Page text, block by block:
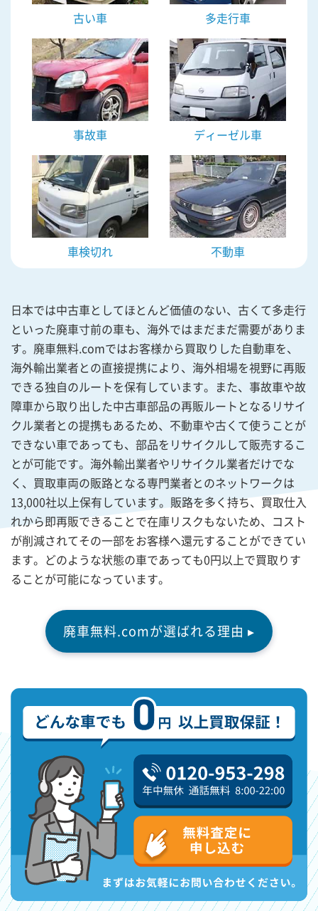
古い車 多走行車
事故車 ディーゼル車
車検切れ 不動車
日本では中古車としてほとんど価値のない、古くて多走行
といった廃車寸前の車も、海外ではまだまだ需要がありま
す。廃車無料.comではお客様から買取りした自動車を、
海外輸出業者との直接提携により、海外相場を視野に再販
できる独自のルートを保有しています。また、事故車や故
障車から取り出した中古車部品の再販ルートとなるリサイ
クル業者との提携もあるため、不動車や古くて使うことが
できない車であっても、部品をリサイクルして販売するこ
とが可能です。海外輸出業者やリサイクル業者だけでな
く、買取車両の販路となる専門業者とのネットワークは
13,000社以上保有しています。販路を多く持ち、買取仕入
れから即再販できることで在庫リスクもないため、コスト
が削減されてその一部をお客様へ還元することができてい
ます。どのような状態の車であっても0円以上で買取りす
ることが可能になっています。
廃車無料.comが選ばれる理由 ▸